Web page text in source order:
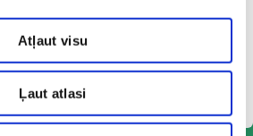
Atļaut visu
Ļaut atlasi